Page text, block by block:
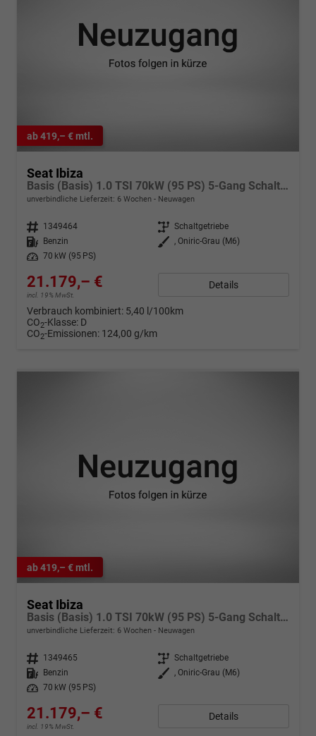
ab 419,– € mtl.
Seat Ibiza
Basis (Basis) 1.0 TSI 70kW (95 PS) 5-Gang Schaltgetriebe
unverbindliche Lieferzeit: 6 Wochen Neuwagen
Fahrzeugnr. 1349464 Getriebe Schaltgetriebe
Kraftstoff
Benzin Außenfarbe
, Oniric-Grau (M6)
Leistung
70 kW (95 PS)
21.179,– €
incl. 19% MwSt.
Details
Verbrauch kombiniert: 5,40 l/100km
CO2-Klasse: D
CO2-Emissionen: 124,00 g/km
ab 419,– € mtl.
Seat Ibiza
Basis (Basis) 1.0 TSI 70kW (95 PS) 5-Gang Schaltgetriebe
unverbindliche Lieferzeit: 6 Wochen Neuwagen
Fahrzeugnr. 1349465 Getriebe Schaltgetriebe
Kraftstoff
Benzin Außenfarbe
, Oniric-Grau (M6)
Leistung
70 kW (95 PS)
21.179,– €
incl. 19% MwSt.
Details